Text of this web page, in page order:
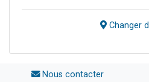
Changer
Nous contacter